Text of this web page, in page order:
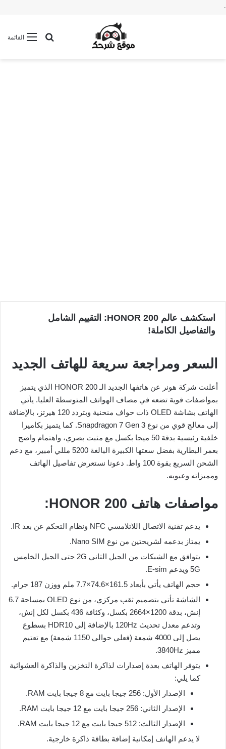
.
القائمةبحث عن
استكشف عالم HONOR 200: التقييم الشامل
والتفاصيل الكاملة!
السعر ومراجعة سريعة للهاتف الجديد
أعلنت شركة هونر عن هاتفها الجديد الـ HONOR 200 الذي يتميز
بمواصفات قوية تضعه في مصاف الهواتف المتوسطة العليا. يأتي
الهاتف بشاشة OLED ذات حواف منحنية وبتردد 120 هيرتز، بالإضافة
إلى معالج قوي من نوع Snapdragon 7 Gen 3. كما يتميز بكاميرا
خلفية رئيسية بدقة 50 ميجا بكسل مع مثبت بصري، واهتمام واضح
بعمر البطارية بفضل سعتها الكبيرة البالغة 5200 مللي أمبير، مع دعم
الشحن السريع بقوة 100 واط. دعونا نستعرض تفاصيل الهاتف
ومميزاته وعيوبه.
مواصفات هاتف HONOR 200:
يدعم تقنية الاتصال اللاتلامسي NFC ونظام التحكم عن بعد IR.
يمتاز بدعمه لشريحتين من نوع Nano SIM.
يتوافق مع الشبكات من الجيل الثاني 2G حتى الجيل الخامس
5G ويدعم E-sim.
حجم الهاتف يأتي بأبعاد 161.5×74.6×7.7 ملم ووزن 187 جرام.
الشاشة تأتي بتصميم ثقب مركزي، من نوع OLED بمساحة 6.7
إنش، بدقة 1200×2664 بكسل، وكثافة 436 بكسل لكل إنش،
وتدعم معدل تحديث 120Hz بالإضافة إلى HDR10 بسطوع
يصل إلى 4000 شمعة (فعلي حوالي 1150 شمعة) مع تعتيم
مميز 3840Hz.
يتوفر الهاتف بعدة إصدارات لذاكرة التخزين والذاكرة العشوائية
كما يلي:
الإصدار الأول: 256 جيجا بايت مع 8 جيجا بايت RAM.
الإصدار الثاني: 256 جيجا بايت مع 12 جيجا بايت RAM.
الإصدار الثالث: 512 جيجا بايت مع 12 جيجا بايت RAM.
لا يدعم الهاتف إمكانية إضافة بطاقة ذاكرة خارجية.